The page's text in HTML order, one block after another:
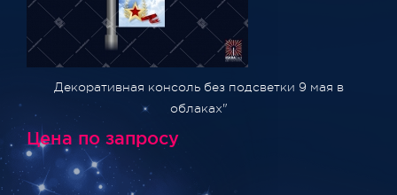
Декоративная консоль без подсветки 9 мая в
облаках"
Цена по запросу